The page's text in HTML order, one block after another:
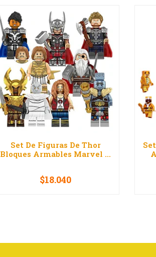
Set De Figuras De Thor
Bloques Armables Marvel ...
+
$18.040